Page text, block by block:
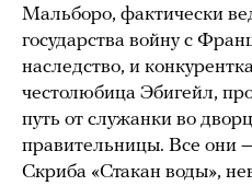
Мальборо, фактически
государства войну с
наследство, и
честолюбица Эбигейл,
путь от служанки во
правительницы. Все они
Скриба «Стакан воды»,